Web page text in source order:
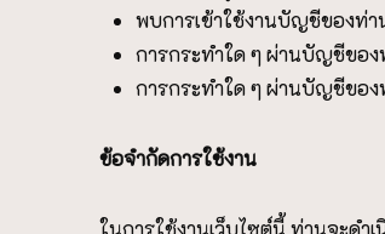
พบการเข้าใช้งานบัญชีของท่
การกระทำใด ๆ ผ่านบัญชีของ
การกระทำใด ๆ ผ่านบัญชีขอ
ข้อจำกัดการใช้งาน
ในการใช้งานเว็บไซต์นี้ ท่านจะดำ